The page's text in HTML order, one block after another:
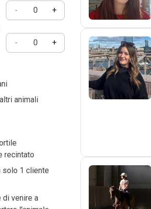
-
+
- +
animali
recintato
solo 1 cliente
venire a
A
R